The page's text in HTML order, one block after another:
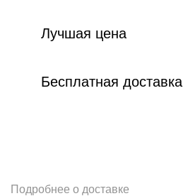
Лучшая цена
Бесплатная доставка
Подробнее о доставке